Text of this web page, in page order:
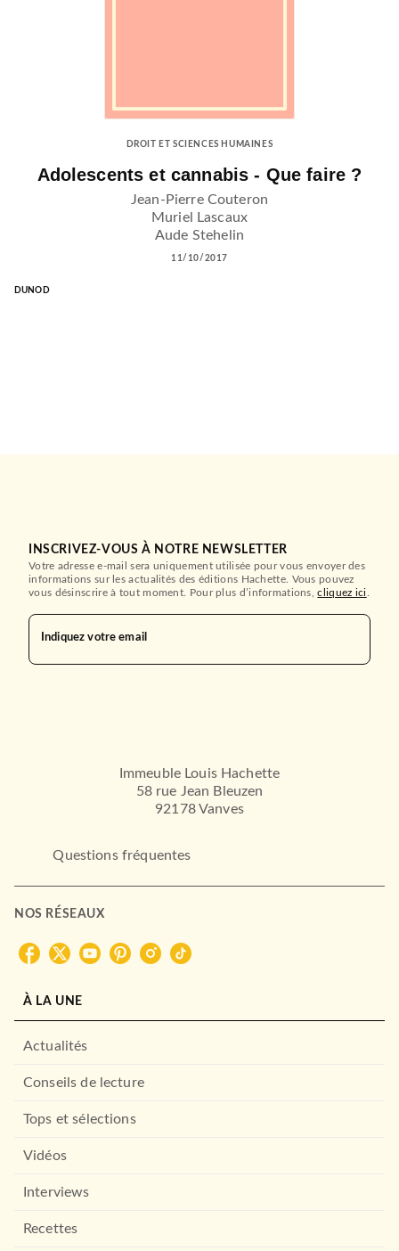
DROIT ET SCIENCES HUMAINES
Adolescents et cannabis - Que faire ?
Jean-Pierre Couteron
Muriel Lascaux
Aude Stehelin
11/10/2017
DUNOD
INSCRIVEZ-VOUS À NOTRE NEWSLETTER
Votre adresse e-mail sera uniquement utilisée pour vous envoyer des
informations sur les actualités des éditions Hachette. Vous pouvez
vous désinscrire à tout moment. Pour plus d’informations,cliquez ici
Indiquez votre email
Immeuble Louis Hachette
58 rue Jean Bleuzen
92178 Vanves
Questions fréquentes
NOS RÉSEAUX
À LA UNE
Actualités
Conseils de lecture
Tops et sélections
Vidéos
Interviews
Recettes